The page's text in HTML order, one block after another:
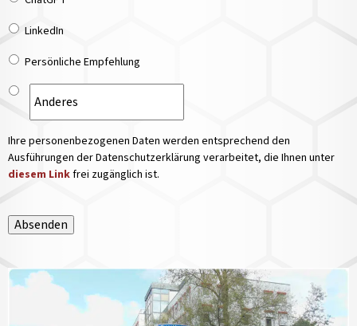
LinkedIn
Persönliche Empfehlung
Ihre personenbezogenen Daten werden entsprechend den
Ausführungen der Datenschutzerklärung verarbeitet, die Ihnen unter
diesem Linkfrei zugänglich ist.
Absenden